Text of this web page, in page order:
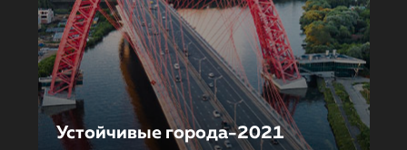
Устойчивые города-2021